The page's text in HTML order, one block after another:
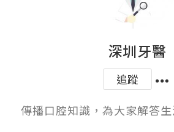
深圳牙醫
追蹤
傳播口腔知識，為大家解答